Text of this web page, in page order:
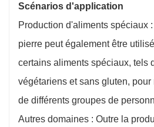
Scénarios d'application
Production d'aliments spéciaux
pierre peut également être
certains aliments spéciaux, tels
végétariens et sans gluten,
de différents groupes de
Autres domaines : Outre la